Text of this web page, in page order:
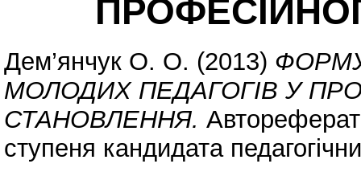
Дем’янчук О. О. (2013)
МОЛОДИХ ПЕДАГОГІВ У
СТАНОВЛЕННЯ. Автореферат
ступеня кандидата